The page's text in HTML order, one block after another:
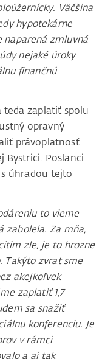
Väčšina
hypotekárne
naparená zmluvná
nejaké úroky
finančnú
teda zaplatiť spolu
opravný
právoplatnosť
Bystrici. Poslanci
úhradou tejto
to vieme
zabolela. Za mňa,
zle, je to hrozne
Takýto zvrat sme
akejkoľvek
zaplatiť 1,7
sa snažiť
konferenciu. Je
v rámci
a aj tak